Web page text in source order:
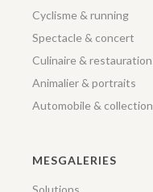
Cyclisme & running
Spectacle & concert
Culinaire & restauration
Animalier & portraits
Automobile & collection
MESGALERIES
Solutions